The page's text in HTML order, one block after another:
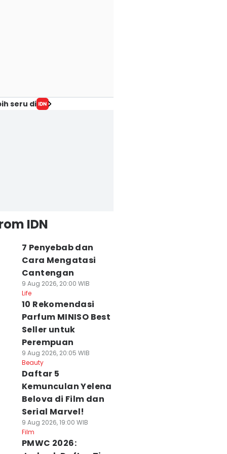
seru di
IDN
7 Penyebab dan
Cara Mengatasi
Cantengan
9 Aug 2026, 20:00 WIB
Life
10 Rekomendasi
Parfum MINISO Best
Seller untuk
Perempuan
9 Aug 2026, 20:05 WIB
Beauty
Daftar 5
Kemunculan Yelena
Belova di Film dan
Serial Marvel!
9 Aug 2026, 19:00 WIB
Film
PMWC 2026: